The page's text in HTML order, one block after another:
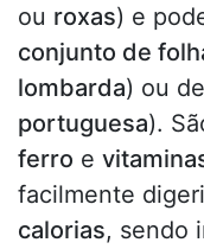
ou roxas) e
conjunto de
lombarda) ou de
portuguesa).
ferro e
facilmente
calorias, sendo